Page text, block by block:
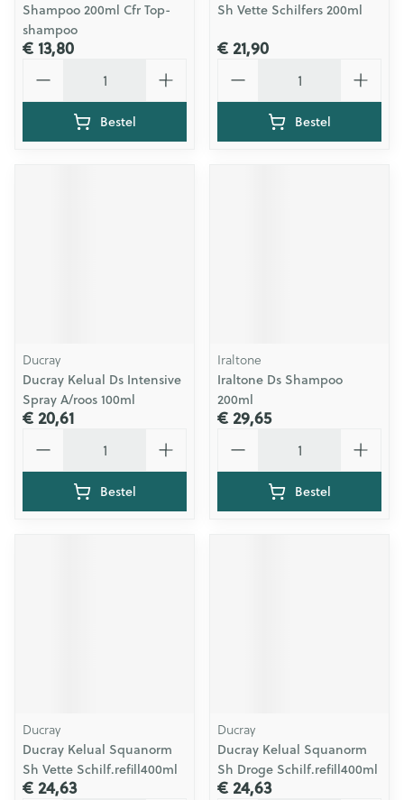
Shampoo 200ml Cfr Top-
shampoo
€ 13,80
Bestel
Sh Vette Schilfers 200ml
€ 21,90
Bestel
Ducray
Ducray Kelual Ds Intensive
Spray A/roos 100ml
€ 20,61
Bestel
Iraltone
Iraltone Ds Shampoo
200ml
€ 29,65
Bestel
Ducray
Ducray Kelual Squanorm
Sh Vette Schilf.refill400ml
€ 24,63
Ducray
Ducray Kelual Squanorm
Sh Droge Schilf.refill400ml
€ 24,63